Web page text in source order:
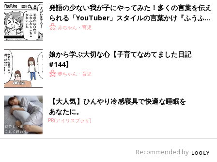
発語の少ない我が子にやってみた！多くの言葉を伝え
られる「YouTuber」スタイルの言葉かけ『ふうふう
子育て ＃65』
赤ちゃん・育児
娘から学ぶ大切な心【子育てなめてました日記
#144】
赤ちゃん・育児
【大人気】ひんやり冷感寝具で快適な睡眠を
あなたに。
PR(アイリスプラザ)
Recommended by